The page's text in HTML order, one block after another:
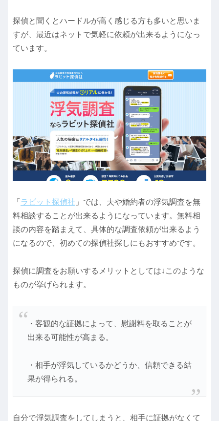
探偵と聞くとハードルが高く感じる方も多いと思いま
すが、最近はネットで気軽に依頼が出来るようになっ
ています。
「 ラビット探偵社 」では、夫や婚約者の浮気調査を無
料相談することが出来るようになっています。無料相
談の内容を踏まえて、具体的な調査依頼が出来るよう
になるので、初めての探偵社探しにもおすすめです。
探偵に調査をお願いするメリットとしては↓このような
ものが挙げられます。
・客観的な証拠によって、慰謝料を取ることが
出来る可能性が高まる。
・相手が浮気しているかどうか、信頼できる結
果が得られる。
自分で浮気調査をしてしまうと、相手に証拠がなくて